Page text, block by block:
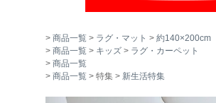
商品一覧 ラグ・マット
約140×200cm
商品一覧
キッズ
ラグ・カーペット
商品一覧
商品一覧
特集 新生活特集